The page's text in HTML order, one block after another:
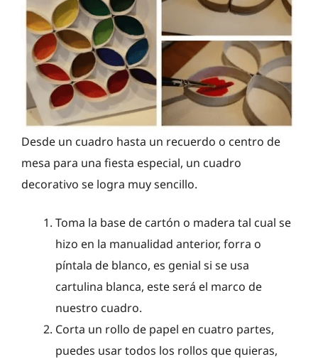
Desde un cuadro hasta un recuerdo o centro de
mesa para una fiesta especial, un cuadro
decorativo se logra muy sencillo.
Toma la base de cartón o madera tal cual se
hizo en la manualidad anterior, forra o
píntala de blanco, es genial si se usa
cartulina blanca, este será el marco de
nuestro cuadro.
Corta un rollo de papel en cuatro partes,
puedes usar todos los rollos que quieras,